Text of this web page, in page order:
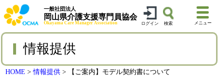
一般社団法人
岡山県介護支援専門員協会
Okayama Care Manager Association ログイン 検索 メニュー
情報提供
HOME >情報提供 > 【ご案内】モデル契約書について